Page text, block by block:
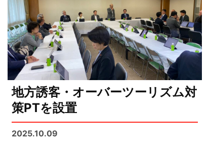
地方誘客・オーバーツーリズム対
策PTを設置
2025.10.09